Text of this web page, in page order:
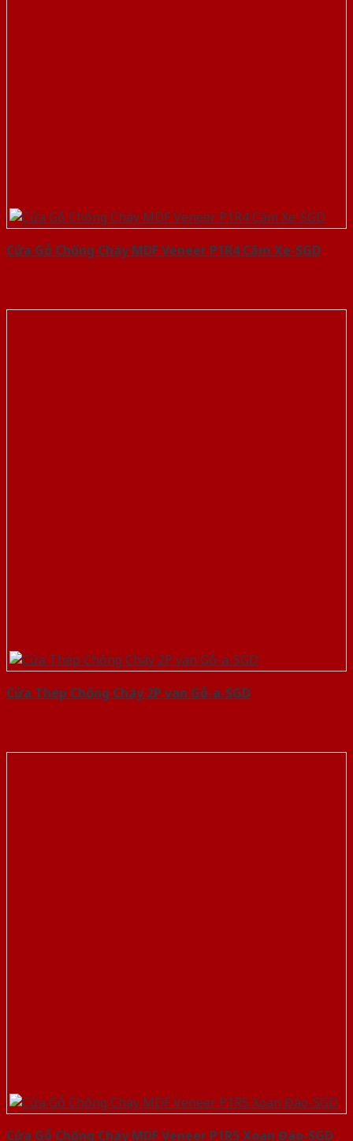
Cửa Gỗ Chống Cháy MDF Veneer P1R4 Căm Xe-SGD
Cửa Thép Chống Cháy 2P van Gỗ-a-SGD
Cửa Gỗ Chống Cháy MDF Veneer P1R5 Xoan Đào-SGD